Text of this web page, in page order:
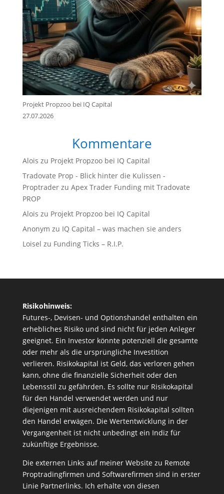
Projekt Propzoo bei IQ Capital
27.07.2026
Kommentare
Alois zu Projekt Propzoo bei IQ Capital
Tradovate Prop - Blick hinter die Kulissen -
Proptraderzu Apex Trader Funding mit Tradovate
PROP
Alois zu Projekt Propzoo bei IQ Capital
Anonym zu IQ Capital – was machen sie anders
Loisel zu Funding Ticks – R.I.P.
Risikohinweis:
Futures-, Devisen- und Optionshandel enthalten ein
erhebliches Risiko und sind nicht für jeden Anleger
geeignet. Ein Investor könnte potenziell die gesamte
oder mehr als die ursprüngliche Investition
verlieren. Risikokapital ist Geld, das verloren gehen
kann, ohne die finanzielle Sicherheit oder den
Lebensstil zu gefährden. Es sollte nur Risikokapital
für den Handel verwendet werden und nur
diejenigen mit ausreichendem Risikokapital sollten
den Handel erwägen. Die Wertentwicklung in der
Vergangenheit ist nicht unbedingt ein Indiz für
zukünftige Ergebnisse.
Die externen Links auf meiner Website zu Remote
Proptradingfirmen und Softwarefirmen sind in erster
Linie Partnerlinks. Ich erhalte von diesen